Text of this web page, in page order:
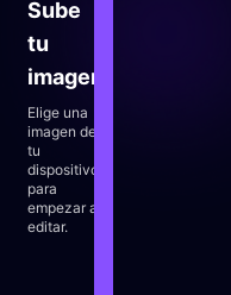
Sube
tu
imagen
Elige una
imagen de
tu
dispositivo
para
empezar a
editar.